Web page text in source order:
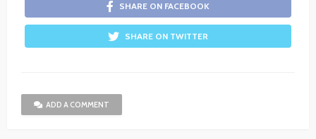
SHARE ON FACEBOOK
SHARE ON TWITTER
ADD A COMMENT